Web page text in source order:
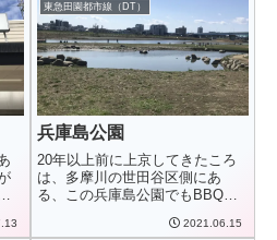
東急田園都市線（DT）
兵庫島公園
20年以上前に上京してきたころ
は、多摩川の世田谷区側にあ
る、この兵庫島公園でもBBQが
2021.06.15